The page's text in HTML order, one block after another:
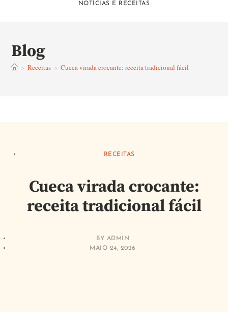
NOTÍCIAS E RECEITAS
Blog
> Receitas > Cueca virada crocante: receita tradicional fácil
RECEITAS
Cueca virada crocante:
receita tradicional fácil
BY ADMIN
MAIO 24, 2026